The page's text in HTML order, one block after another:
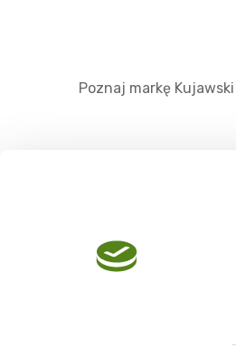
Poznaj markę Kujawski
Regulamin